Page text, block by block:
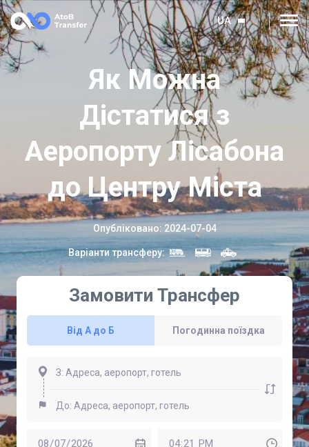
UA
Як Можна
Дістатися з
Аеропорту Лісабона
до Центру Міста
Опубліковано: 2024-07-04
Варіанти трансферу:
Замовити Трансфер
Від А до Б Погодинна поїздка